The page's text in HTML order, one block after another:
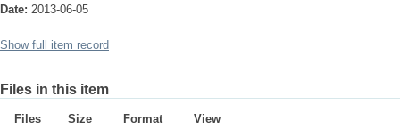
Date: 2013-06-05
Show full item record
Files in this item
Files Size Format
View